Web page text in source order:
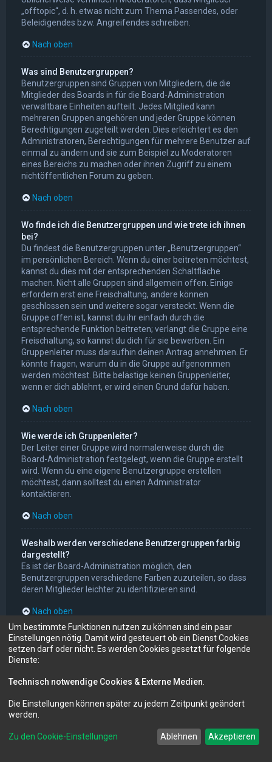
„offtopic“, d. h. etwas nicht zum Thema Passendes, oder
Beleidigendes bzw. Angreifendes schreiben.
Nach oben
Was sind Benutzergruppen?
Benutzergruppen sind Gruppen von Mitgliedern, die die
Mitglieder des Boards in für die Board-Administration
verwaltbare Einheiten aufteilt. Jedes Mitglied kann
mehreren Gruppen angehören und jeder Gruppe können
Berechtigungen zugeteilt werden. Dies erleichtert es den
Administratoren, Berechtigungen für mehrere Benutzer auf
einmal zu ändern und sie zum Beispiel zu Moderatoren
eines Bereichs zu machen oder ihnen Zugriff zu einem
nichtöffentlichen Forum zu geben.
Nach oben
Wo finde ich die Benutzergruppen und wie trete ich ihnen
bei?
Du findest die Benutzergruppen unter „Benutzergruppen“
im persönlichen Bereich. Wenn du einer beitreten möchtest,
kannst du dies mit der entsprechenden Schaltfläche
machen. Nicht alle Gruppen sind allgemein offen. Einige
erfordern erst eine Freischaltung, andere können
geschlossen sein und weitere sogar versteckt. Wenn die
Gruppe offen ist, kannst du ihr einfach durch die
entsprechende Funktion beitreten; verlangt die Gruppe eine
Freischaltung, so kannst du dich für sie bewerben. Ein
Gruppenleiter muss daraufhin deinen Antrag annehmen. Er
könnte fragen, warum du in die Gruppe aufgenommen
werden möchtest. Bitte belästige keinen Gruppenleiter,
wenn er dich ablehnt, er wird einen Grund dafür haben.
Nach oben
Wie werde ich Gruppenleiter?
Der Leiter einer Gruppe wird normalerweise durch die
Board-Administration festgelegt, wenn die Gruppe erstellt
wird. Wenn du eine eigene Benutzergruppe erstellen
möchtest, dann solltest du einen Administrator
kontaktieren.
Nach oben
Weshalb werden verschiedene Benutzergruppen farbig
dargestellt?
Es ist der Board-Administration möglich, den
Benutzergruppen verschiedene Farben zuzuteilen, so dass
deren Mitglieder leichter zu identifizieren sind.
Nach oben
Was ist eine Hauptgruppe?
Wenn du Mitglied in mehr als einer Benutzergruppe bist,
dient die Hauptgruppe dazu, deine Gruppenfarbe sowie den
festzulegen. Ein Administrator kann dir die Berechtigung
festzulegen.
Um bestimmte Funktionen nutzen zu können sind ein paar
Einstellungen nötig. Damit wird gesteuert ob ein Dienst Cookies
setzen darf oder nicht. Es werden Cookies gesetzt für folgende
Dienste:
Technisch notwendige Cookies & Externe Medien
Die Einstellungen können später zu jedem Zeitpunkt geändert
werden.
Zu den Cookie-Einstellungen Ablehnen Akzeptieren